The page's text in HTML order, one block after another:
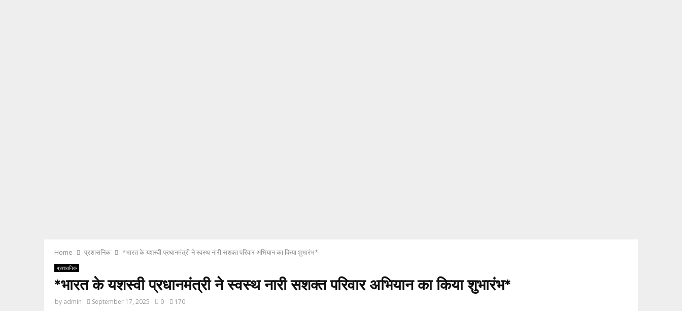
Home प्रशासनिक *भारत के यशस्वी प्रधानमंत्री ने स्वस्थ नारी सशक्त परिवार अभियान का किया शुभारंभ*
प्रशासनिक
*भारत के यशस्वी प्रधानमंत्री ने स्वस्थ नारी सशक्त परिवार अभियान का किया शुभारंभ*
by admin September 17, 2025 0 170